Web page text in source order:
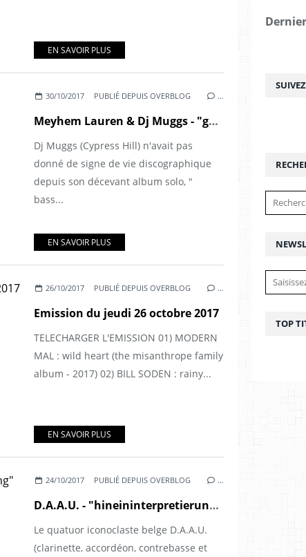
EN SAVOIR PLUS
30/10/2017 PUBLIÉ DEPUIS OVERBLOG …
Meyhem Lauren & Dj Muggs - "gems from the equinox" (2017)
Dj Muggs (Cypress Hill) n'avait pas
donné de signe de vie discographique
depuis son décevant album solo, "
bass...
EN SAVOIR PLUS
26/10/2017 PUBLIÉ DEPUIS OVERBLOG …
Emission du jeudi 26 octobre 2017
TELECHARGER L'EMISSION 01) MODERN
MAL : wild heart (the misanthrope family
album - 2017) 02) BILL SODEN : rainy...
EN SAVOIR PLUS
24/10/2017 PUBLIÉ DEPUIS OVERBLOG …
D.A.A.U. - "hineininterpretierung" (2017)
Le quatuor iconoclaste belge D.A.A.U.
(clarinette, accordéon, contrebasse et
TOP